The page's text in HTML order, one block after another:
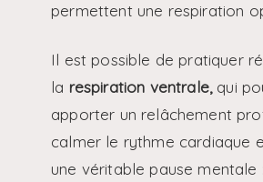
permettent une respiration
Il est possible de pratiquer
la respiration ventrale,qui
apporter un relâchement
calmer le rythme cardiaque
une véritable pause mentale :